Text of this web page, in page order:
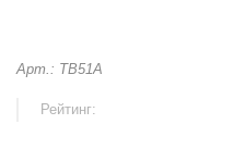
Арт.: TB51A
Рейтинг: